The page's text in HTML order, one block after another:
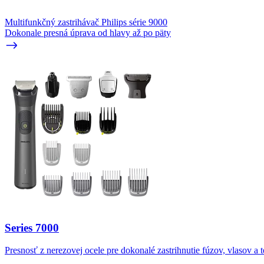
Multifunkčný zastrihávač Philips série 9000
Dokonale presná úprava od hlavy až po päty
Series 7000
Presnosť z nerezovej ocele pre dokonalé zastrihnutie fúzov, vlasov a